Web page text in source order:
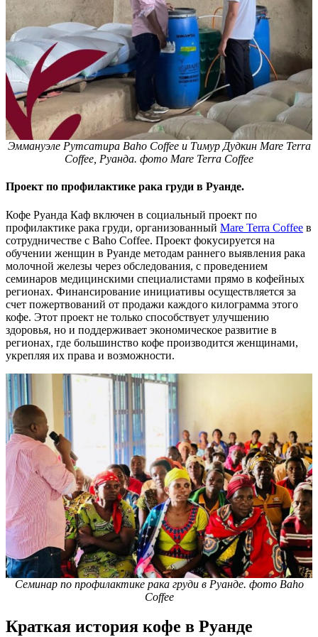
Эммануэле Рутсатира Baho Coffee и Тимур Дудкин Mare Terra
Coffee, Руанда. фото Mare Terra Coffee
Проект по профилактике рака груди в Руанде.
Кофе Руанда Каф включен в социальный проект по
профилактике рака груди, организованный Mare Terra Coffee в
сотрудничестве с Baho Coffee. Проект фокусируется на
обучении женщин в Руанде методам раннего выявления рака
молочной железы через обследования, с проведением
семинаров медицинскими специалистами прямо в кофейных
регионах. Финансирование инициативы осуществляется за
счет пожертвований от продажи каждого килограмма этого
кофе. Этот проект не только способствует улучшению
здоровья, но и поддерживает экономическое развитие в
регионах, где большинство кофе производится женщинами,
укрепляя их права и возможности.
Семинар по профилактике рака груди в Руанде. фото Baho
Coffee
Краткая история кофе в Руанде